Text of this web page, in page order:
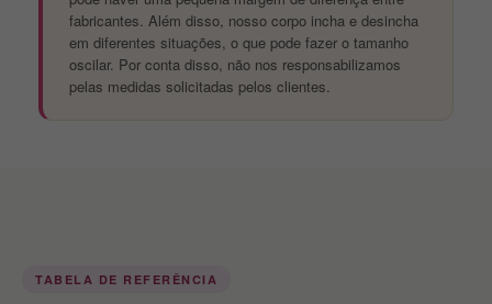
fabricantes. Além disso, nosso corpo incha e desincha
em diferentes situações, o que pode fazer o tamanho
oscilar. Por conta disso, não nos responsabilizamos
pelas medidas solicitadas pelos clientes.
TABELA DE REFERÊNCIA